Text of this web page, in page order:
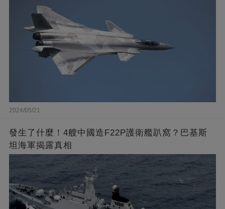
2024/05/21
發生了什麼！4艘中國造F22P護衛艦趴窩？巴基斯
坦海軍揭露真相